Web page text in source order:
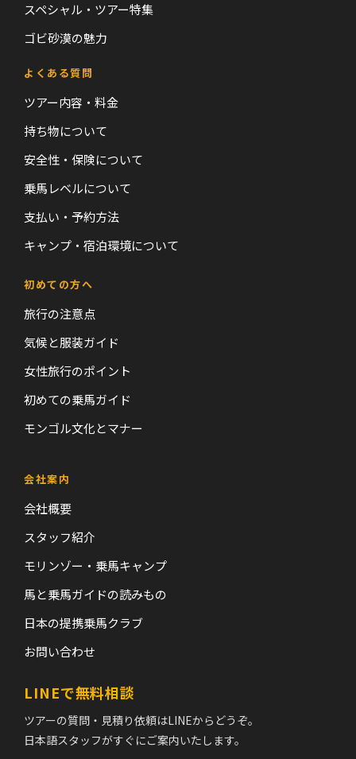
スペシャル・ツアー特集
ゴビ砂漠の魅力
よくある質問
ツアー内容・料金
持ち物について
安全性・保険について
乗馬レベルについて
支払い・予約方法
キャンプ・宿泊環境について
初めての方へ
旅行の注意点
気候と服装ガイド
女性旅行のポイント
初めての乗馬ガイド
モンゴル文化とマナー
会社案内
会社概要
スタッフ紹介
モリンゾー・乗馬キャンプ
馬と乗馬ガイドの読みもの
日本の提携乗馬クラブ
お問い合わせ
LINEで無料相談
ツアーの質問・見積り依頼はLINEからどうぞ。
日本語スタッフがすぐにご案内いたします。